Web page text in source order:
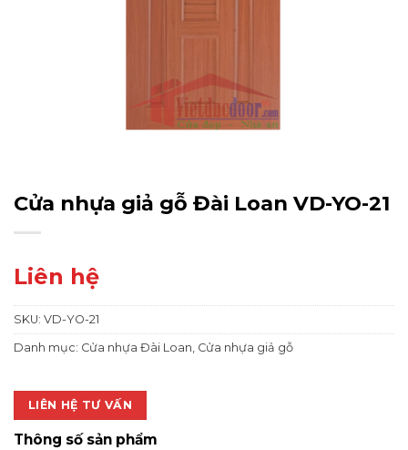
Cửa nhựa giả gỗ Đài Loan VD-YO-21
Liên hệ
SKU: VD-YO-21
Danh mục: Cửa nhựa Đài Loan, Cửa nhựa giả gỗ
LIÊN HỆ TƯ VẤN
Thông số sản phẩm